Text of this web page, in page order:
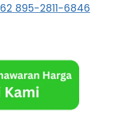
895-2811-6846